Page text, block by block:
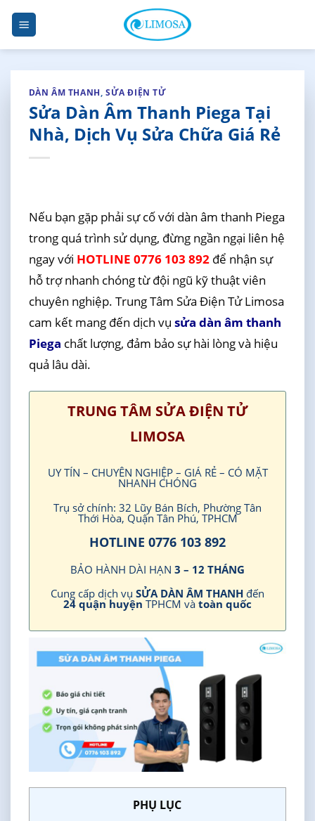
Skip
content
DÀN ÂM THANH,SỬA ĐIỆN TỬ
Sửa Dàn Âm Thanh Piega Tại
Nhà, Dịch Vụ Sửa Chữa Giá Rẻ
Nếu bạn gặp phải sự cố với dàn âm thanh Piega
trong quá trình sử dụng, đừng ngần ngại liên hệ
ngay với HOTLINE 0776 103 892để nhận sự
hỗ trợ nhanh chóng từ đội ngũ kỹ thuật viên
chuyên nghiệp. Trung Tâm Sửa Điện Tử Limosa
cam kết mang đến dịch vụ sửa dàn âm thanh
Piega chất lượng, đảm bảo sự hài lòng và hiệu
quả lâu dài.
TRUNG TÂM SỬA ĐIỆN TỬ
LIMOSA
UY TÍN – CHUYÊN NGHIỆP – GIÁ RẺ – CÓ MẶT
NHANH CHÓNG
Trụ sở chính: 32 Lũy Bán Bích, Phường Tân
Thới Hòa, Quận Tân Phú, TPHCM
HOTLINE 0776 103 892
BẢO HÀNH DÀI HẠN 3 – 12 THÁNG
Cung cấp dịch vụ SỬA DÀN ÂM THANH đến
24 quận huyện TPHCM và toàn quốc
PHỤ LỤC